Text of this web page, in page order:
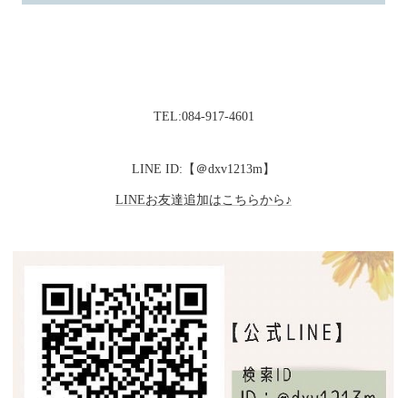
TEL:084-917-4601
LINE ID:【＠dxv1213m】
LINEお友達追加はこちらから♪